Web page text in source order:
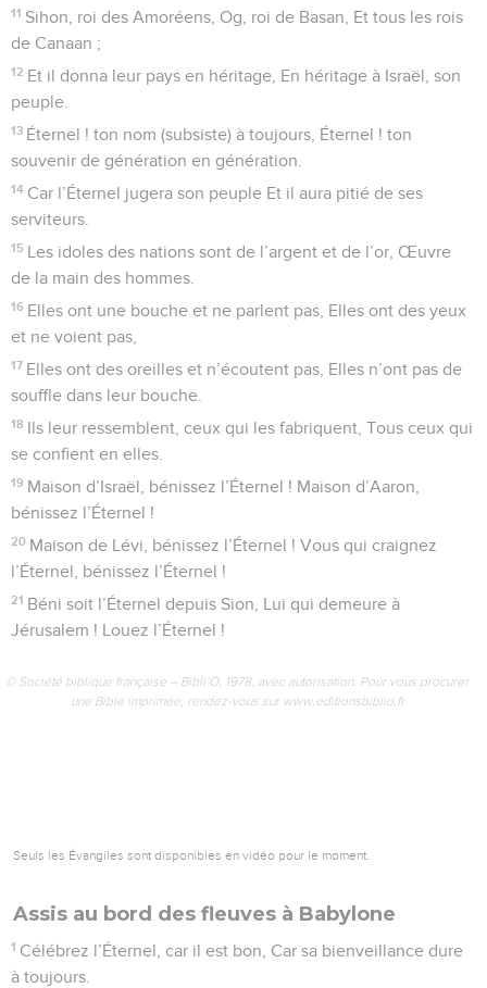
11 Sihon, roi des Amoréens, Og, roi de Basan, Et tous les rois
de Canaan ;
12 Et il donna leur pays en héritage, En héritage à Israël, son
peuple.
13 Éternel ! ton nom (subsiste) à toujours, Éternel ! ton
souvenir de génération en génération.
14 Car l’Éternel jugera son peuple Et il aura pitié de ses
serviteurs.
15 Les idoles des nations sont de l’argent et de l’or, Œuvre
de la main des hommes.
16 Elles ont une bouche et ne parlent pas, Elles ont des yeux
et ne voient pas,
17 Elles ont des oreilles et n’écoutent pas, Elles n’ont pas de
souffle dans leur bouche.
18 Ils leur ressemblent, ceux qui les fabriquent, Tous ceux qui
se confient en elles.
19 Maison d’Israël, bénissez l’Éternel ! Maison d’Aaron,
bénissez l’Éternel !
20 Maison de Lévi, bénissez l’Éternel ! Vous qui craignez
l’Éternel, bénissez l’Éternel !
21 Béni soit l’Éternel depuis Sion, Lui qui demeure à
Jérusalem ! Louez l’Éternel !
© Société biblique française – Bibli’O, 1978, avec autorisation. Pour vous procurer
une Bible imprimée, rendez-vous sur www.editionsbiblio.fr
Seuls les Évangiles sont disponibles en vidéo pour le moment.
Assis au bord des fleuves à Babylone
1 Célébrez l’Éternel, car il est bon, Car sa bienveillance dure
à toujours.